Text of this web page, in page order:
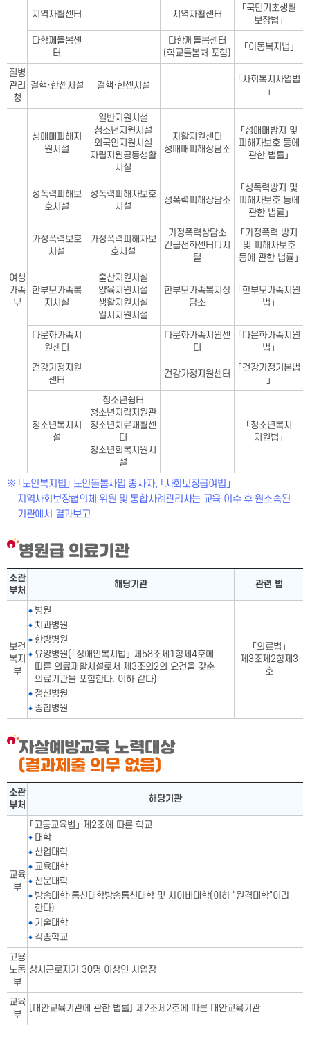
지역자활센터 지역자활센터
「국민기초생활
보장법」
다함께돌봄센
터
다함께돌봄센터
(학교돌봄처 포함)
「아동복지법」
질병
관리
청
결핵·한센시설 결핵·한센시설
「사회복지사업법
」
여성
가족
부
성매매피해지
원시설
일반지원시설
청소년지원시설
외국인지원시설
자립지원공동생활
시설
자활지원센터
성매매피해상담소
「성매매방지 및
피해자보호 등에
관한 법률」
성폭력피해보
호시설
성폭력피해자보호
시설
성폭력피해상담소
「성폭력방지 및
피해자보호 등에
관한 법률」
가정폭력보호
시설
가정폭력피해자보
호시설
가정폭력상담소
긴급전화센터디지
털
「가정폭력 방지
및 피해자보호
등에 관한 법률」
한부모가족복
지시설
출산지원시설
양육지원시설
생활지원시설
일시지원시설
한부모가족복지상
담소
「한부모가족지원
법」
다문화가족지
원센터
다문화가족지원센
터
「다문화가족지원
법」
건강가정지원
센터
건강가정지원센터
「건강가정기본법
」
청소년복지시
설
청소년쉼터
청소년자립지원관
청소년치료재활센
터
청소년회복지원시
설
「청소년복지
지원법」
「노인복지법」 노인돌봄사업 종사자, 「사회보장급여법」
지역사회보장협의체 위원 및 통합사례관리사는 교육 이수 후 원소속된
기관에서 결과보고
병원급 의료기관
병원급 의료기관표-소관 부처,해당기관, 관련 법으로 구성
소관
부처
해당기관 관련 법
보건
복지
부
병원
치과병원
한방병원
요양병원(「장애인복지법」 제58조제1항제4호에
따른 의료재활시설로서 제3조의2의 요건을 갖춘
의료기관을 포함한다. 이하 같다)
정신병원
종합병원
「의료법」
제3조제2항제3
호
자살예방교육 노력대상
(결과제출 의무 없음)
자살예방교육 노력대상표-소관부처,해당기관으로 구성됨
소관
부처
해당기관
교육
부
「고등교육법」 제2조에 따른 학교
대학
산업대학
교육대학
전문대학
방송대학·통신대학방송통신대학 및 사이버대학(이하 "원격대학"이라
한다)
기술대학
각종학교
고용
노동
부
상시근로자가 30명 이상인 사업장
교육
부
[대안교육기관에 관한 법률] 제2조제2호에 따른 대안교육기관